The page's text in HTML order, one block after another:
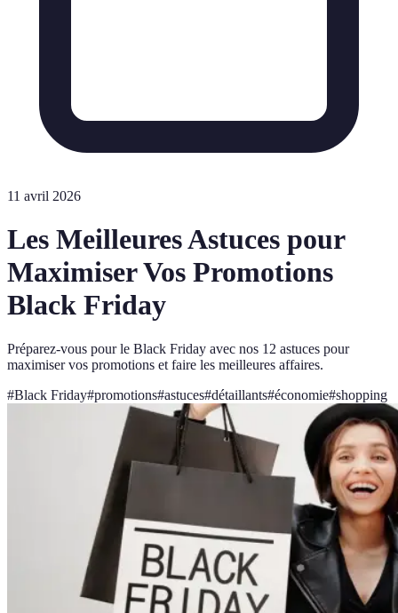
11 avril 2026
Les Meilleures Astuces pour
Maximiser Vos Promotions
Black Friday
Préparez-vous pour le Black Friday avec nos 12 astuces pour
maximiser vos promotions et faire les meilleures affaires.
#Black Friday#promotions#astuces#détaillants#économie#shopping